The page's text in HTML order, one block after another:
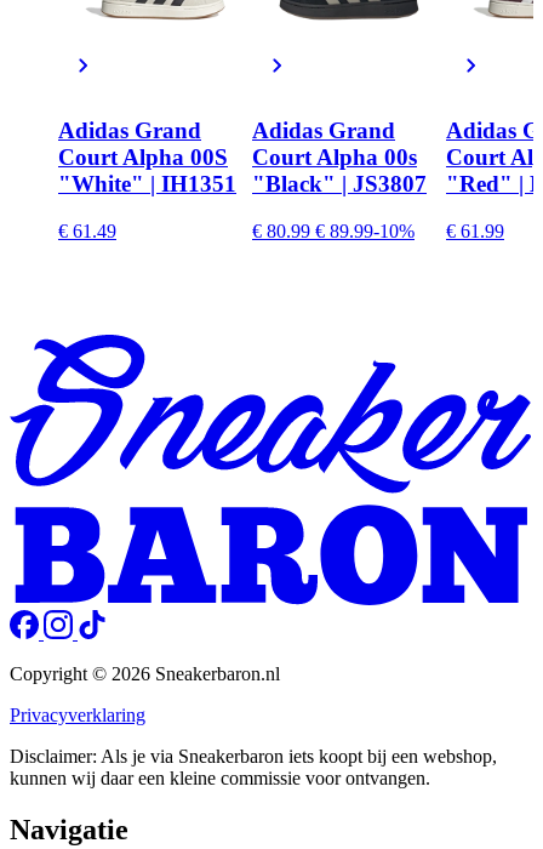
Adidas Grand
Court Alpha 00S
"White" | IH1351
€ 61.49
Adidas Grand
Court Alpha 00s
"Black" | JS3807
€ 80.99 € 89.99-10%
Adidas
Court
"Red" |
€ 61.99
Copyright © 2026 Sneakerbaron.nl
Privacyverklaring
Disclaimer: Als je via Sneakerbaron iets koopt bij een webshop,
kunnen wij daar een kleine commissie voor ontvangen.
Navigatie